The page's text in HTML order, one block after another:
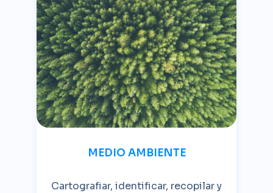
MEDIO AMBIENTE
Cartografiar, identificar, recopilar y